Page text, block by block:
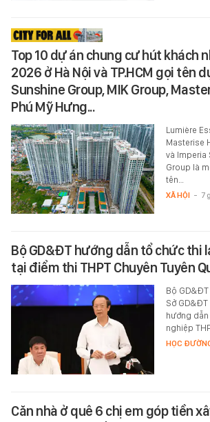
Top 10 dự án chung cư hút khách
2026 ở Hà Nội và TP.HCM gọi tên
Sunshine Group, MIK Group,
Phú Mỹ Hưng...
Lumière
Masterise
và Imperia
Group là
tên…
XÃ HỘI - 7
Bộ GD&ĐT hướng dẫn tổ chức thi
tại điểm thi THPT Chuyên Tuyên
Bộ
Sở GD&ĐT
hướng
nghiệp
HỌC
Căn nhà ở quê 6 chị em góp tiền